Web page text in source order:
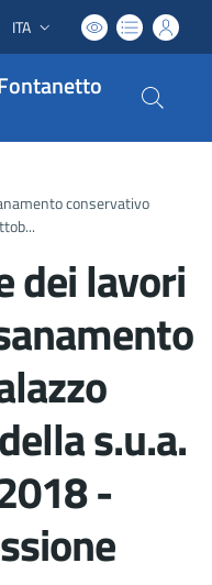
Lingua attiva:
ITA
conservativo
dei lavori
s.u.a.
-